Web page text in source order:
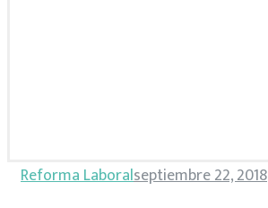
Reforma Laboralseptiembre 22, 2018